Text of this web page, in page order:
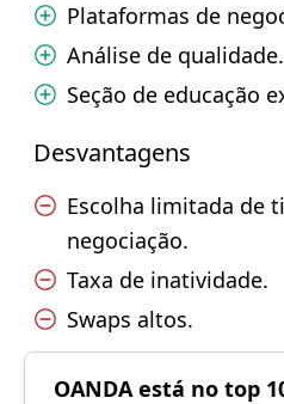
Plataformas de
Análise de qualidade.
Seção de educação
Desvantagens
Escolha limitada de
negociação.
Taxa de inatividade.
Swaps altos.
OANDA está no top